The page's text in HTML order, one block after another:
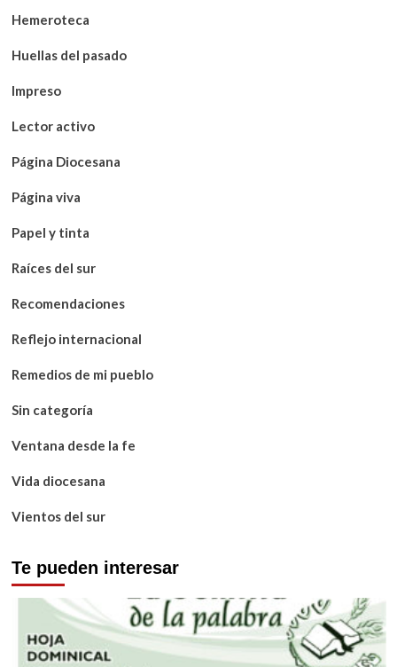
Hemeroteca
Huellas del pasado
Impreso
Lector activo
Página Diocesana
Página viva
Papel y tinta
Raíces del sur
Recomendaciones
Reflejo internacional
Remedios de mi pueblo
Sin categoría
Ventana desde la fe
Vida diocesana
Vientos del sur
Te pueden interesar